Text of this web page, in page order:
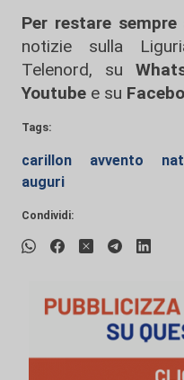
Per restare
notizie sulla
Telenord, su
Youtube e su
Tags:
carillon avvento
auguri
Condividi: